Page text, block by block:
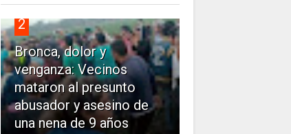
2
Bronca, dolor y
venganza: Vecinos
mataron al presunto
abusador y asesino de
una nena de 9 años